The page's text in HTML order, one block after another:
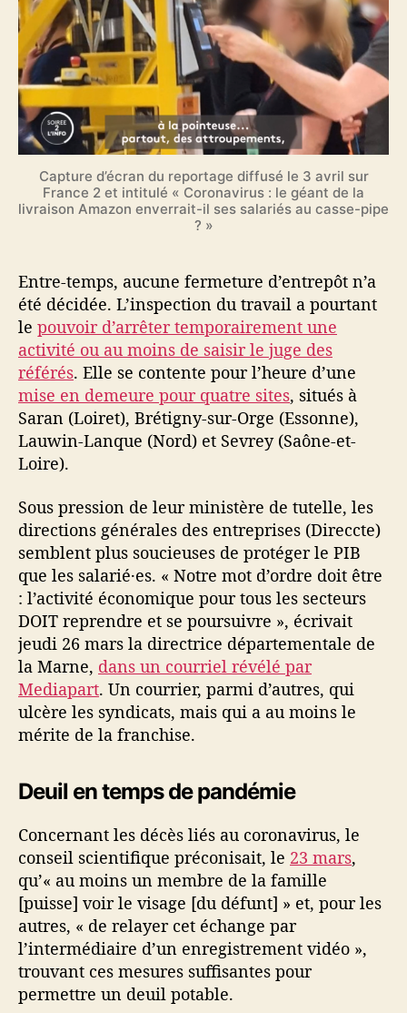
Capture d’écran du reportage diffusé le 3 avril sur
France 2 et intitulé « Coronavirus : le géant de la
livraison Amazon enverrait-il ses salariés au casse-pipe
? »
Entre-temps, aucune fermeture d’entrepôt n’a
été décidée. L’inspection du travail a pourtant
le pouvoir d’arrêter temporairement une
activité ou au moins de saisir le juge des
référés. Elle se contente pour l’heure d’une
mise en demeure pour quatre sites, situés à
Saran (Loiret), Brétigny-sur-Orge (Essonne),
Lauwin-Lanque (Nord) et Sevrey (Saône-et-
Loire).
Sous pression de leur ministère de tutelle, les
directions générales des entreprises (Direccte)
semblent plus soucieuses de protéger le PIB
que les salarié·es. « Notre mot d’ordre doit être
: l’activité économique pour tous les secteurs
DOIT reprendre et se poursuivre », écrivait
jeudi 26 mars la directrice départementale de
la Marne, dans un courriel révélé par
Mediapart. Un courrier, parmi d’autres, qui
ulcère les syndicats, mais qui a au moins le
mérite de la franchise.
Deuil en temps de pandémie
Concernant les décès liés au coronavirus, le
conseil scientifique préconisait, le 23 mars,
qu’« au moins un membre de la famille
[puisse] voir le visage [du défunt] » et, pour les
autres, « de relayer cet échange par
l’intermédiaire d’un enregistrement vidéo »,
trouvant ces mesures suffisantes pour
permettre un deuil potable.